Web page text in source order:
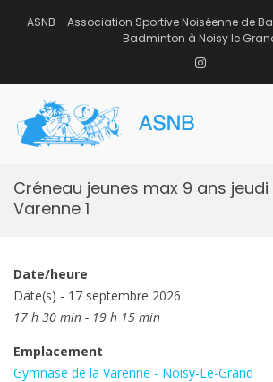
ASNB - Association Sportive Noiséenne de
Badminton à Noisy le
Instagram
Créneau jeunes max 9 ans jeudi
Varenne 1
Date/heure
Date(s) - 17 septembre 2026
17 h 30 min - 19 h 15 min
Emplacement
Gymnase de la Varenne - Noisy-Le-Grand